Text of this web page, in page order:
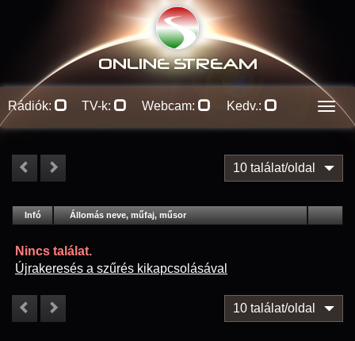
ONLINE STREAM
Rádiók: TV-k: Webcam: Kedv.:
10 találat/oldal
Infó Lejátszás
Állomás neve, műfaj, műsor
Nincs találat.
Újrakeresés a szűrés kikapcsolásával
10 találat/oldal